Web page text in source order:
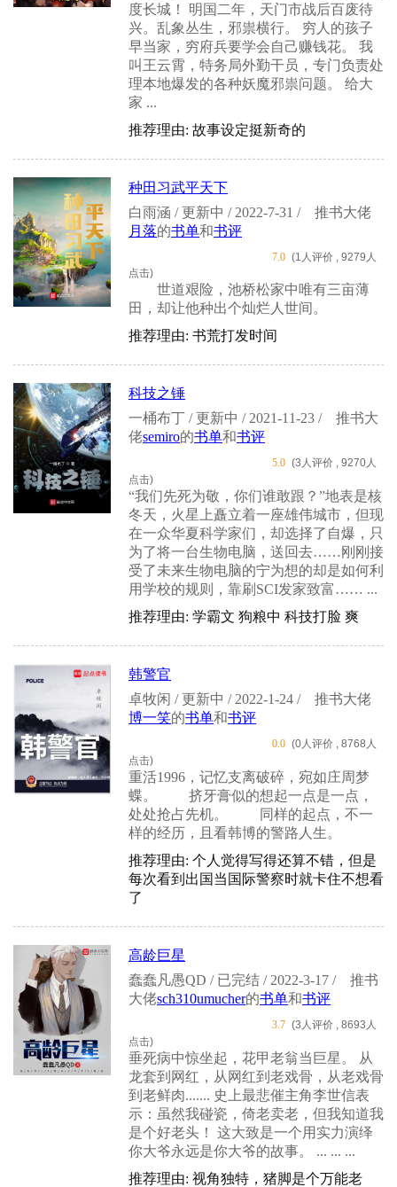
度长城！ 明国二年，天门市战后百废待
兴。乱象丛生，邪祟横行。 穷人的孩子
早当家，穷府兵要学会自己赚钱花。 我
叫王云霄，特务局外勤干员，专门负责处
理本地爆发的各种妖魔邪祟问题。 给大
家 ...
推荐理由: 故事设定挺新奇的
种田习武平天下
白雨涵 / 更新中 / 2022-7-31 /
推书大佬
月落的书单和书评
7.0 (1人评价 , 9279人
点击)
世道艰险，池桥松家中唯有三亩薄
田，却让他种出个灿烂人世间。
推荐理由: 书荒打发时间
科技之锤
一桶布丁 / 更新中 / 2021-11-23 /
推书大
佬semiro的书单和书评
5.0 (3人评价 , 9270人
点击)
“我们先死为敬，你们谁敢跟？”地表是核
冬天，火星上矗立着一座雄伟城市，但现
在一众华夏科学家们，却选择了自爆，只
为了将一台生物电脑，送回去……刚刚接
受了未来生物电脑的宁为想的却是如何利
用学校的规则，靠刷SCI发家致富…… ...
推荐理由: 学霸文 狗粮中 科技打脸 爽
韩警官
卓牧闲 / 更新中 / 2022-1-24 /
推书大佬
博一笑的书单和书评
0.0 (0人评价 , 8768人
点击)
重活1996，记忆支离破碎，宛如庄周梦
蝶。 挤牙膏似的想起一点是一点，
处处抢占先机。 同样的起点，不一
样的经历，且看韩博的警路人生。
推荐理由: 个人觉得写得还算不错，但是
每次看到出国当国际警察时就卡住不想看
了
高龄巨星
蠢蠢凡愚QD / 已完结 / 2022-3-17 /
推书
大佬sch310umucher的书单和书评
3.7 (3人评价 , 8693人
点击)
垂死病中惊坐起，花甲老翁当巨星。 从
龙套到网红，从网红到老戏骨，从老戏骨
到老鲜肉....... 史上最悲催主角李世信表
示：虽然我碰瓷，倚老卖老，但我知道我
是个好老头！ 这大致是一个用实力演绎
你大爷永远是你大爷的故事。 ... ... ...
推荐理由: 视角独特，猪脚是个万能老